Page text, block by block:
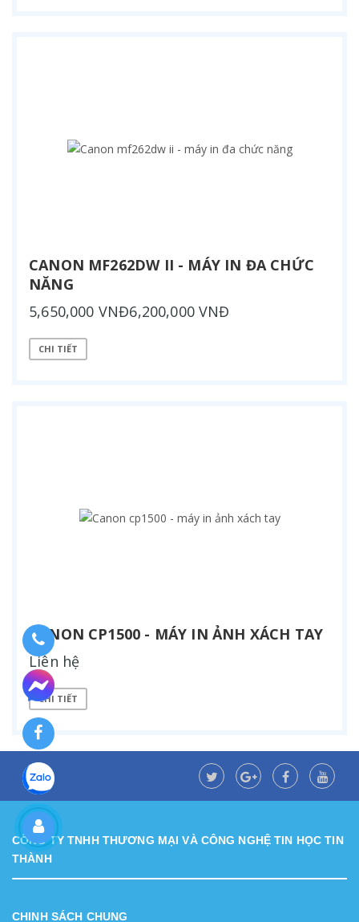
CANON MF262DW II - MÁY IN ĐA CHỨC
NĂNG
5,650,000 VNĐ6,200,000 VNĐ
CHI TIẾT
CANON CP1500 - MÁY IN ẢNH XÁCH TAY
Liên hệ
CHI TIẾT
CÔNG TY TNHH THƯƠNG MẠI VÀ CÔNG NGHỆ TIN HỌC TIN
THÀNH
CHINH SÁCH CHUNG